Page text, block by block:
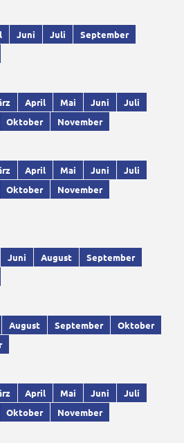
Juni Juli
September
April Mai Juni
Juli
Oktober November
April Mai Juni
Juli
Oktober
November
Juni August
September
August September
Oktober
April Mai Juni
Juli
Oktober November